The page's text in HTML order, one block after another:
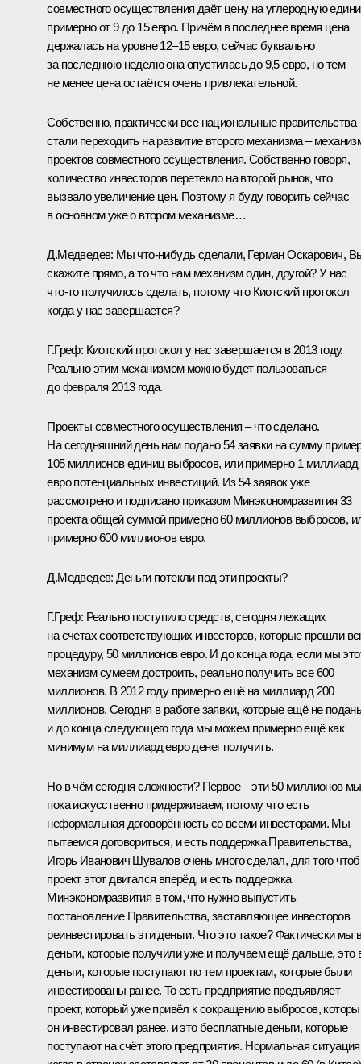
совместного осуществления даёт цену на углеродную
примерно от 9 до 15 евро. Причём в последнее время цена
держалась на уровне 12–15 евро, сейчас буквально
за последнюю неделю она опустилась до 9,5 евро, но тем
не менее цена остаётся очень привлекательной.
Собственно, практически все национальные правительства
стали переходить на развитие второго механизма –
проектов совместного осуществления. Собственно говоря,
количество инвесторов перетекло на второй рынок, что
вызвало увеличение цен. Поэтому я буду говорить сейчас
в основном уже о втором механизме…
Д.Медведев: Мы что‑нибудь сделали, Герман Оскарович,
скажите прямо, а то что нам механизм один, другой? У нас
что‑то получилось сделать, потому что Киотский протокол
когда у нас завершается?
Г.Греф: Киотский протокол у нас завершается в 2013 году.
Реально этим механизмом можно будет пользоваться
до февраля 2013 года.
Проекты совместного осуществления – что сделано.
На сегодняшний день нам подано 54 заявки на сумму
105 миллионов единиц выбросов, или примерно 1 миллиард
евро потенциальных инвестиций. Из 54 заявок уже
рассмотрено и подписано приказом Минэкономразвития 33
проекта общей суммой примерно 60 миллионов выбросов,
примерно 600 миллионов евро.
Д.Медведев: Деньги потекли под эти проекты?
Г.Греф: Реально поступило средств, сегодня лежащих
на счетах соответствующих инвесторов, которые прошли
процедуру, 50 миллионов евро. И до конца года, если мы
механизм сумеем достроить, реально получить все 600
миллионов. В 2012 году примерно ещё на миллиард 200
миллионов. Сегодня в работе заявки, которые ещё не
и до конца следующего года мы можем примерно ещё как
минимум на миллиард евро денег получить.
Но в чём сегодня сложности? Первое – эти 50 миллионов мы
пока искусственно придерживаем, потому что есть
неформальная договорённость со всеми инвесторами. Мы
пытаемся договориться, и есть поддержка Правительства,
Игорь Иванович Шувалов очень много сделал, для того
проект этот двигался вперёд, и есть поддержка
Минэкономразвития в том, что нужно выпустить
постановление Правительства, заставляющее инвесторов
реинвестировать эти деньги. Что это такое? Фактически мы
деньги, которые получили уже и получаем ещё дальше, это
деньги, которые поступают по тем проектам, которые были
инвестированы ранее. То есть предприятие предъявляет
проект, который уже привёл к сокращению выбросов,
он инвестировал ранее, и это бесплатные деньги, которые
поступают на счёт этого предприятия. Нормальная